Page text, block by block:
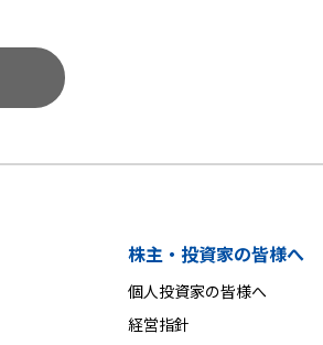
株主・投資家の皆様へ
個人投資家の皆様へ
経営指針